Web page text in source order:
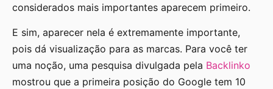
considerados mais importantes aparecem primeiro.
E sim, aparecer nela é extremamente importante,
pois dá visualização para as marcas. Para você ter
uma noção, uma pesquisa divulgada pela Backlinko
mostrou que a primeira posição do Google tem 10